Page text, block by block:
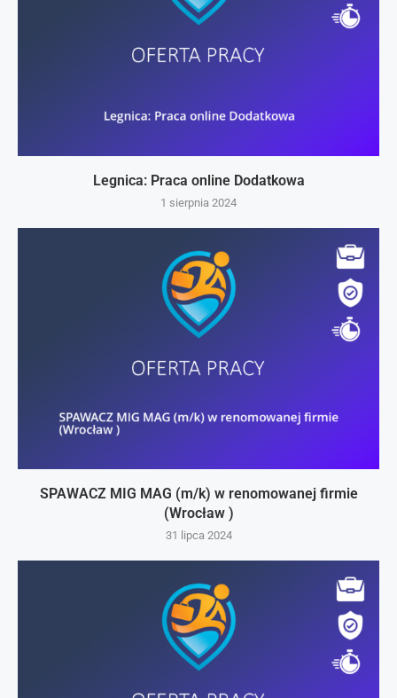
Legnica: Praca online Dodatkowa
1 sierpnia 2024
SPAWACZ MIG MAG (m/k) w renomowanej firmie
(Wrocław )
31 lipca 2024